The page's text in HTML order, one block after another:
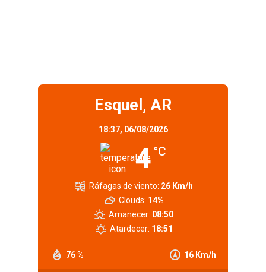
Esquel, AR
18:37, 06/08/2026
4 °C
76 % 16 Km/h
Ráfagas de viento: 26 Km/h
Clouds: 14%
Amanecer: 08:50
Atardecer: 18:51